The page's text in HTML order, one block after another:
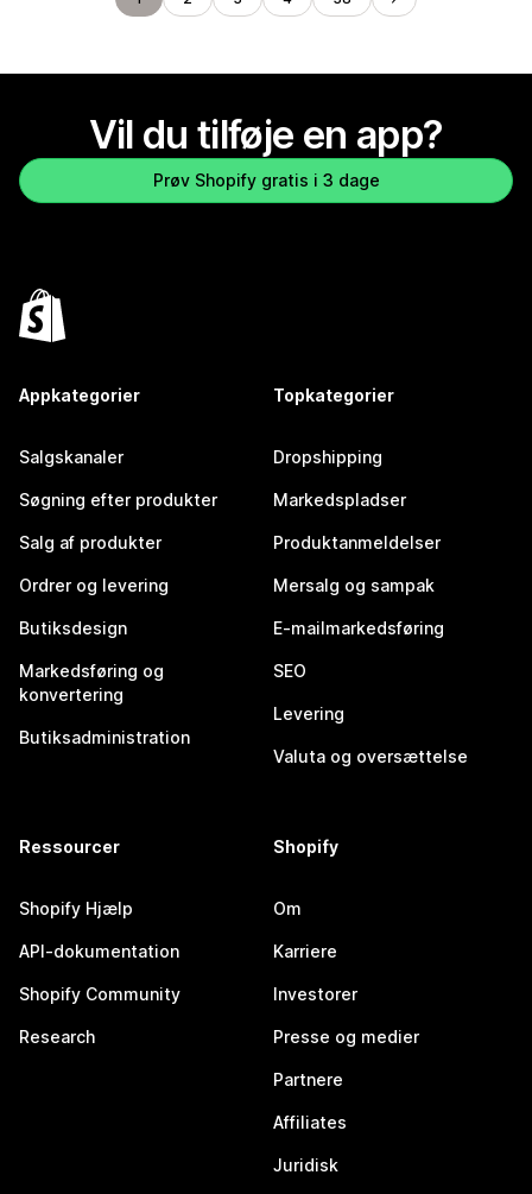
Vil du tilføje en app?
Prøv Shopify gratis i 3 dage
Appkategorier
Salgskanaler
Søgning efter produkter
Salg af produkter
Ordrer og levering
Butiksdesign
Markedsføring og
konvertering
Butiksadministration
Topkategorier
Dropshipping
Markedspladser
Produktanmeldelser
Mersalg og sampak
E-mailmarkedsføring
SEO
Levering
Valuta og oversættelse
Ressourcer
Shopify Hjælp
API-dokumentation
Shopify Community
Research
Shopify
Om
Karriere
Investorer
Presse og medier
Partnere
Affiliates
Juridisk